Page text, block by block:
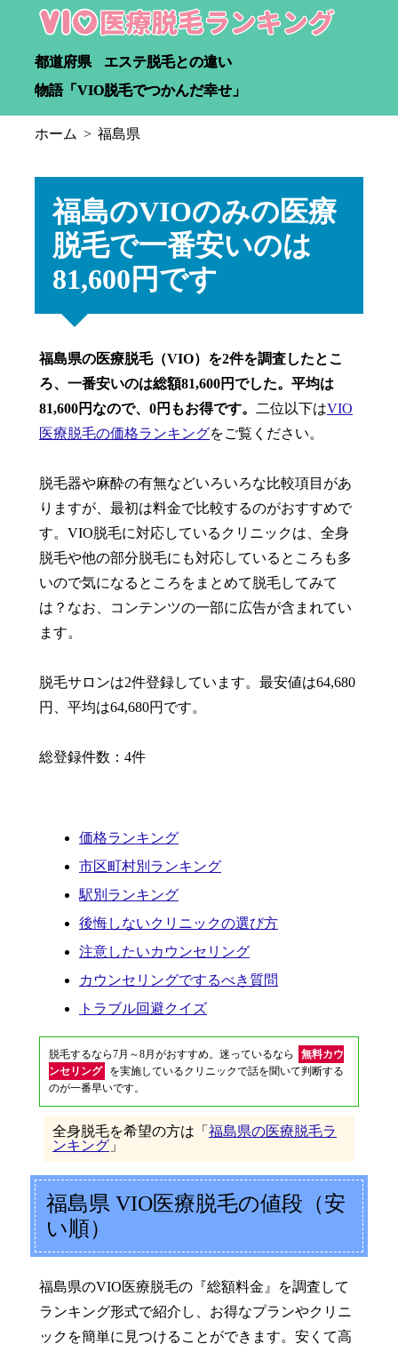
都道府県
エステ脱毛との違い
物語「VIO脱毛でつかんだ幸せ」
ホーム 福島県
福島のVIOのみの医療
脱毛で一番安いのは
81,600円です
福島県の医療脱毛（VIO）を2件を調査したとこ
ろ、一番安いのは総額81,600円でした。平均は
81,600円なので、0円もお得です。
二位以下はVIO
医療脱毛の価格ランキングをご覧ください。
脱毛器や麻酔の有無などいろいろな比較項目があ
りますが、最初は料金で比較するのがおすすめで
す。VIO脱毛に対応しているクリニックは、全身
脱毛や他の部分脱毛にも対応しているところも多
いので気になるところをまとめて脱毛してみて
は？なお、コンテンツの一部に広告が含まれてい
ます。
脱毛サロンは2件登録しています。最安値は64,680
円、平均は64,680円です。
総登録件数：4件
価格ランキング
市区町村別ランキング
駅別ランキング
後悔しないクリニックの選び方
注意したいカウンセリング
カウンセリングでするべき質問
トラブル回避クイズ
脱毛するなら7月～8月がおすすめ。迷っているなら
無料カウ
ンセリング
を実施しているクリニックで話を聞いて判断する
のが一番早いです。
全身脱毛を希望の方は「 福島県の医療脱毛ラ
ンキング 」
福島県 VIO医療脱毛の値段（安
い順）
福島県のVIO医療脱毛の『総額料金』を調査して
ランキング形式で紹介し、お得なプランやクリニ
ックを簡単に見つけることができます。安くて高